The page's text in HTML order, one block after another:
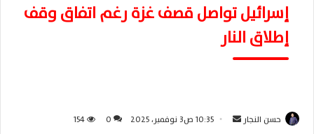
إسرائيل تواصل قصف غزة رغم اتفاق وقف
إطلاق النار
حسن النجار 10:35 ص3 نوفمبر، 2025 0
154